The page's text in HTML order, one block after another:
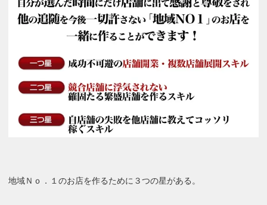
地域Ｎｏ．１のお店を作るために３つの星がある。